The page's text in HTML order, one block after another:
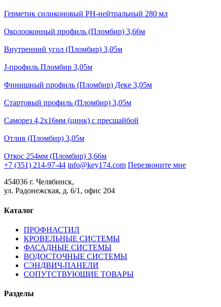
Герметик силиконовый PH-нейтральный 280 мл
Околооконный профиль (Пломбир) 3,66м
Внутренний угол (Пломбир) 3,05м
J-профиль Пломбир 3,05м
Финишный профиль (Пломбир) Деке 3,05м
Стартовый профиль (Пломбир) 3,05м
Саморез 4,2х16мм (цинк) с пресшайбой
Отлив (Пломбир) 3,05м
Откос 254мм (Пломбир) 3,66м
+7 (351) 214-97-44 info@key174.com Перезвоните мне
454036 г. Челябинск,
ул. Радонежская, д. 6/1, офис 204
Каталог
ПРОФНАСТИЛ
КРОВЕЛЬНЫЕ СИСТЕМЫ
ФАСАДНЫЕ СИСТЕМЫ
ВОДОСТОЧНЫЕ СИСТЕМЫ
СЭНДВИЧ-ПАНЕЛИ
СОПУТСТВУЮЩИЕ ТОВАРЫ
Разделы